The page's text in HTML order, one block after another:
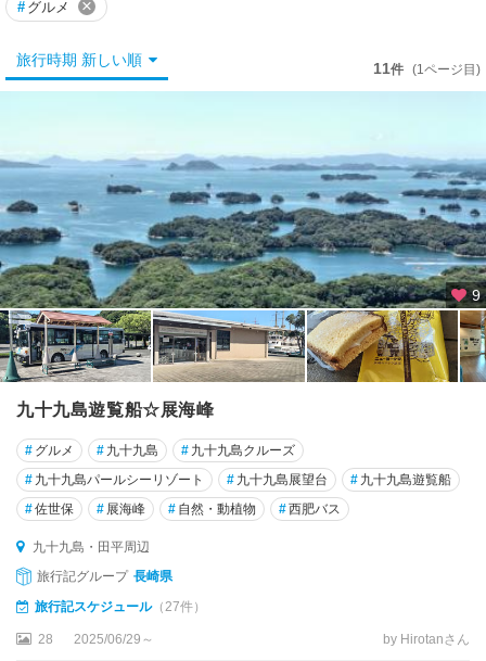
長
市
・
村
・
西
海
佐
世
保
・
平
・
ハ
ウ
ス
テ
ン
ボ
ス
# グルメ ×
旅行時期 新しい順 11件 (1ページ目)
9
九十九島遊覧船☆展海峰
# グルメ # 九十九島 # 九十九島クルーズ
# 九十九島パールシーリゾート # 九十九島展望台 # 九十九島遊覧船
#佐世保 # 展海峰 # 自然・動植物 #西肥バス
九十九島・田平周辺
旅行記グループ 長崎県
旅行記スケジュール（27件）
28 2025/06/29～ by Hirotanさん